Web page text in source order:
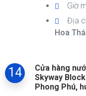
Giờ
Địa
Hoa
14
Cửa hàng
Skyway
Phong Phú,